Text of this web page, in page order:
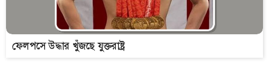
ফেলপসে উদ্ধার খুঁজছে যুক্তরাষ্ট্র